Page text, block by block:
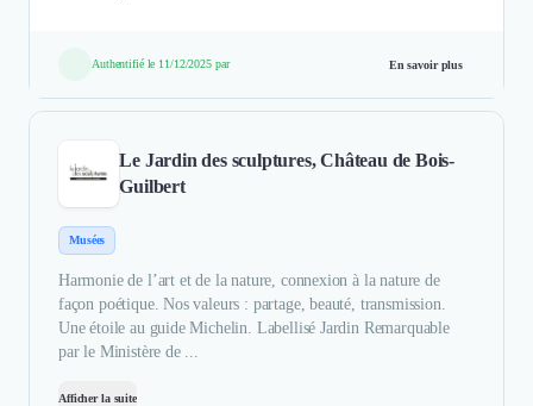
Authentifié le 11/12/2025 par En savoir plus
Le Jardin des sculptures, Château de Bois-
Guilbert
Musées
Harmonie de l’art et de la nature, connexion à la nature de
façon poétique. Nos valeurs : partage, beauté, transmission.
Une étoile au guide Michelin. Labellisé Jardin Remarquable
par le Ministère de ...
Afficher la suite